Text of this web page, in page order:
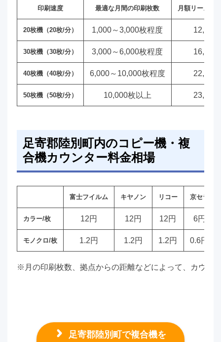
印刷速度 最適な月間の印刷枚数 月額リース料
20枚機（20枚/分） 1,000～3,000枚程度 12,000
30枚機（30枚/分） 3,000～6,000枚程度 16,000
40枚機（40枚/分） 6,000～10,000枚程度 22,000
50枚機（50枚/分） 10,000枚以上 23,000
足寄郡陸別町内のコピー機・複
合機カウンター料金相場
富士フイルム キヤノン リコー 京セラ
カラー/枚 12円 12円 12円 6円
モノクロ/枚 1.2円 1.2円 1.2円 0.6円
※月の印刷枚数、拠点からの距離などによって、カウン
足寄郡陸別町で複合機を